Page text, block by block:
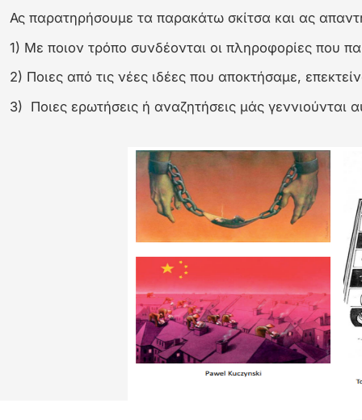
Διαφάνεια 1
Ας παρατηρήσουμε τα παρακάτω σκίτσα και ας
1) Με ποιον τρόπο συνδέονται οι πληροφορίες που
2) Ποιες από τις νέες ιδέες που αποκτήσαμε,
3) Ποιες ερωτήσεις ή αναζητήσεις μάς γεννιούνται